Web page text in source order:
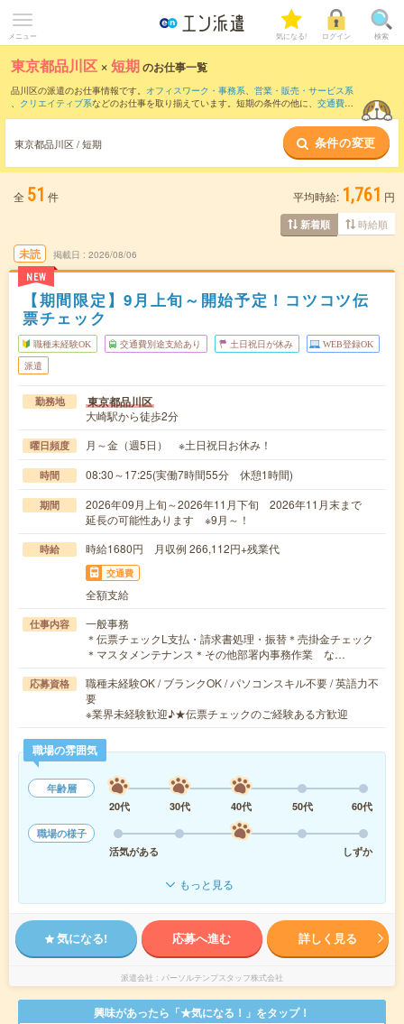
メニュー 気になる! ログイン 検索
東京都品川区 ×短期のお仕事一覧
品川区の派遣のお仕事情報です。 オフィスワーク・事務系、 営業・販売・サービス系
、 クリエイティブ系などのお仕事を取り揃えています。短期の条件の他に、 交通費別
東京都品川区 / 短期 条件の変更
全 51 件 平均時給: 1,761 円
新着順 時給順
未読
NEW
掲載日 2026/08/06
【期間限定】9月上旬～開始予定！コツコツ伝
票チェック
職種未経験OK 交通費別途支給あり 土日祝日が休み WEB登録OK
派遣
勤務地 東京都品川区
大崎駅から徒歩2分
曜日頻度 月～金（週5日） ※土日祝日お休み！
時間 08:30～17:25(実働7時間55分 休憩1時間)
期間
2026年09月上旬～2026年11月下旬 2026年11月末まで
延長の可能性あります ※9月～！
時給 時給1680円 月収例 266,112円+残業代
交通費
全額支給
仕事内容
一般事務
＊伝票チェックL支払・請求書処理・振替＊売掛金チェック
＊マスタメンテナンス＊その他部署内事務作業 な…
応募資格
職種未経験OK / ブランクOK / パソコンスキル不要 / 英語力不
要
※業界未経験歓迎♪★伝票チェックのご経験ある方歓迎
職場の雰囲気
年齢層
20代
30代 40代 50代
60代
職場の様子
活気がある
しずか
もっと見る
気になる! 応募へ進む 詳しく見る
派遣会社 パーソルテンプスタッフ株式会社
興味があったら「★気になる！」をタップ！